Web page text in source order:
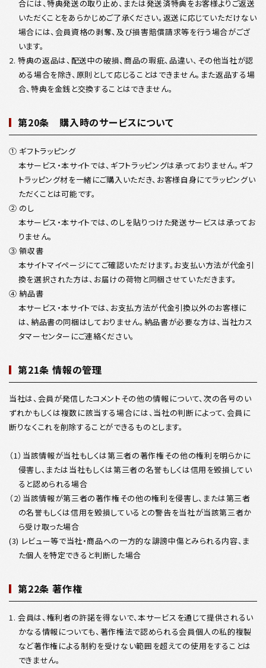
合には、特典発送の取り止め、または発送済特典をお客様よりご返送
いただくことをあらかじめご了承ください。返送に応じていただけない
場合には、会員資格の剥奪、及び損害賠償請求等を行う場合がござ
います。
2. 特典の返品は、配送中の破損、商品の瑕疵、品違い、その他当社が認
める場合を除き、原則として応じることはできません。また返品する場
合、特典を金銭と交換することはできません。
第20条 購入時のサービスについて
① ギフトラッピング
本サービス・本サイトでは、ギフトラッピングは承っておりません。ギフ
トラッピング材を一緒にご購入いただき、お客様自身にてラッピングい
ただくことは可能です。
② のし
本サービス・本サイトでは、のしを貼りつけた発送サービスは承ってお
りません。
③ 領収書
本サイトマイページにてご確認いただけます。お支払い方法が代金引
換を選択された方は、お届けの荷物と同梱させていただきます。
④ 納品書
本サービス・本サイトでは、お支払方法が代金引換以外のお客様に
は、納品書の同梱はしておりません。納品書が必要な方は、当社カス
タマーセンターにご連絡ください。
第21条 情報の管理
当社は、会員が発信したコメントその他の情報について、次の各号のい
ずれかもしくは複数に該当する場合には、当社の判断によって、会員に
断りなくこれを削除することができるものとします。
（1）当該情報が当社もしくは第三者の著作権その他の権利を明らかに
侵害し、または当社もしくは第三者の名誉もしくは信用を毀損してい
ると認められる場合
（2）当該情報が第三者の著作権その他の権利を侵害し、または第三者
の名誉もしくは信用を毀損しているとの警告を当社が当該第三者か
ら受け取った場合
(3) レビュー等で当社・商品への一方的な誹謗中傷とみられる内容、ま
た個人を特定できると判断した場合
第22条 著作権
1. 会員は、権利者の許諾を得ないで、本サービスを通じて提供されるい
かなる情報についても、著作権法で認められる会員個人の私的複製
など著作権による制約を受けない範囲を超えての使用をすることは
できません。